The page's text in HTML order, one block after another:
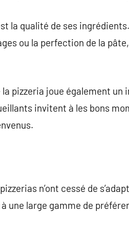
la qualité de ses
ou la perfection de la
la pizzeria joue également
invitent à les bons
n’ont cessé de
une large gamme de